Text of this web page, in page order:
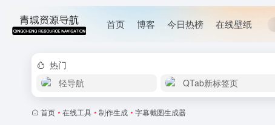
首页 博客 今日热榜 在线壁纸
热门
轻导航
QTab新标签页
首页 • 在线工具 • 制作生成 • 字幕截图生成器